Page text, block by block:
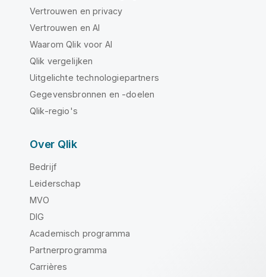
Vertrouwen en privacy
Vertrouwen en AI
Waarom Qlik voor AI
Qlik vergelijken
Uitgelichte technologiepartners
Gegevensbronnen en -doelen
Qlik-regio's
Over Qlik
Bedrijf
Leiderschap
MVO
DIG
Academisch programma
Partnerprogramma
Carrières